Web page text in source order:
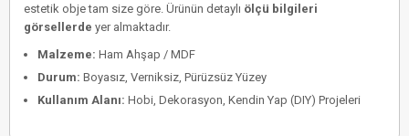
estetik obje tam size göre. Ürünün detaylı ölçü bilgileri
görsellerde yer almaktadır.
Malzeme: Ham Ahşap / MDF
Durum: Boyasız, Verniksiz, Pürüzsüz Yüzey
Kullanım Alanı: Hobi, Dekorasyon, Kendin Yap (DIY) Projeleri